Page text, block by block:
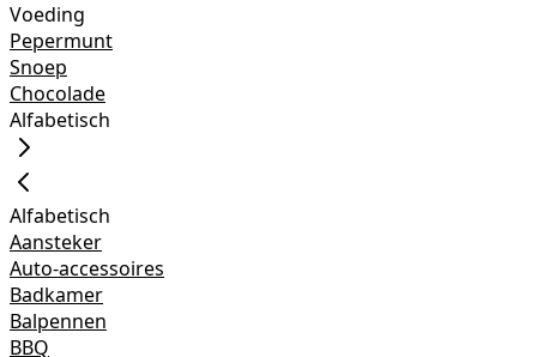
Voeding
Pepermunt
Snoep
Chocolade
Alfabetisch
Alfabetisch
Aansteker
Auto-accessoires
Badkamer
Balpennen
BBQ